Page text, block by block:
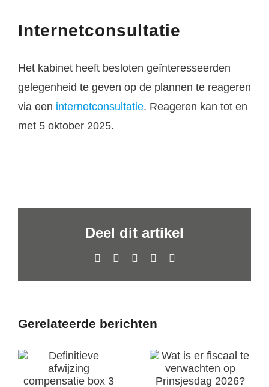
Internetconsultatie
Het kabinet heeft besloten geïnteresseerden
gelegenheid te geven op de plannen te reageren
via een internetconsultatie. Reageren kan tot en
met 5 oktober 2025.
Deel dit artikel
Facebook LinkedInWhatsApp
Gerelateerde berichten